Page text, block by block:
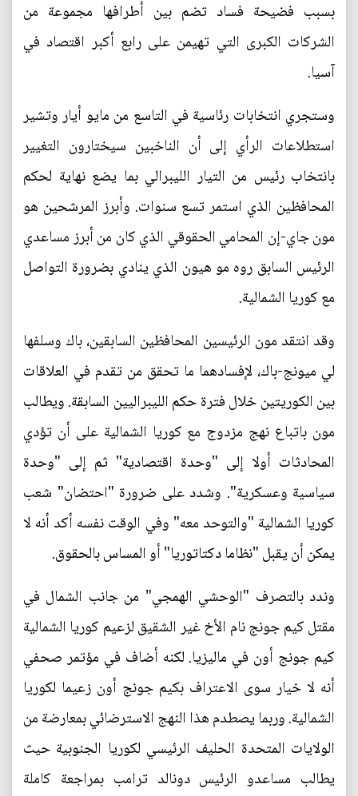
بسبب فضيحة فساد تضم بين أطرافها مجموعة من
الشركات الكبرى التي تهيمن على رابع أكبر اقتصاد في
آسيا.
وستجري انتخابات رئاسية في التاسع من مايو أيار وتشير
استطلاعات الرأي إلى أن الناخبين سيختارون التغيير
بانتخاب رئيس من التيار الليبرالي بما يضع نهاية لحكم
المحافظين الذي استمر تسع سنوات. وأبرز المرشحين هو
مون جاي-إن المحامي الحقوقي الذي كان من أبرز مساعدي
الرئيس السابق روه مو هيون الذي ينادي بضرورة التواصل
مع كوريا الشمالية.
وقد انتقد مون الرئيسين المحافظين السابقين، باك وسلفها
لي ميونج-باك، لإفسادهما ما تحقق من تقدم في العلاقات
بين الكوريتين خلال فترة حكم الليبراليين السابقة. ويطالب
مون باتباع نهج مزدوج مع كوريا الشمالية على أن تؤدي
المحادثات أولا إلى "وحدة اقتصادية" ثم إلى "وحدة
سياسية وعسكرية". وشدد على ضرورة "احتضان" شعب
كوريا الشمالية "والتوحد معه" وفي الوقت نفسه أكد أنه لا
يمكن أن يقبل "نظاما دكتاتوريا" أو المساس بالحقوق.
وندد بالتصرف "الوحشي الهمجي" من جانب الشمال في
مقتل كيم جونج نام الأخ غير الشقيق لزعيم كوريا الشمالية
كيم جونج أون في ماليزيا. لكنه أضاف في مؤتمر صحفي
أنه لا خيار سوى الاعتراف بكيم جونج أون زعيما لكوريا
الشمالية. وربما يصطدم هذا النهج الاسترضائي بمعارضة من
الولايات المتحدة الحليف الرئيسي لكوريا الجنوبية حيث
يطالب مساعدو الرئيس دونالد ترامب بمراجعة كاملة